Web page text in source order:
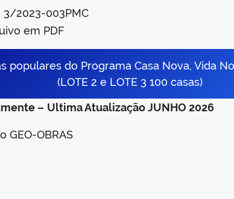
3/2023-003PMC
em PDF
populares do Programa Casa Nova, Vida
(LOTE 2 e LOTE 3 100 casas)
– Ultima Atualização JUNHO 2026
GEO-OBRAS